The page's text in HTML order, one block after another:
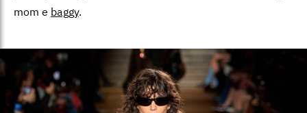
mom e baggy.